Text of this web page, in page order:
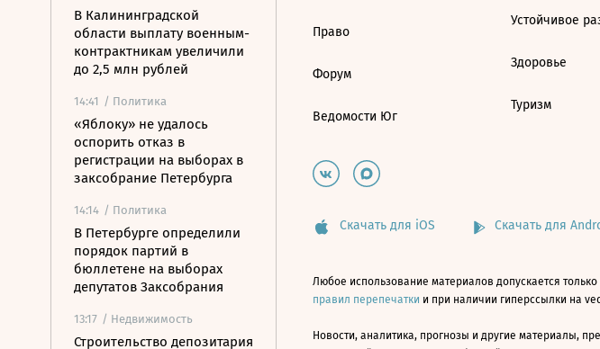
В Калининградской
области выплату военным-
контрактникам увеличили
до 2,5 млн рублей
14:41 / Политика
«Яблоку» не удалось
оспорить отказ в
регистрации на выборах в
заксобрание Петербурга
14:14 / Политика
В Петербурге определили
порядок партий в
бюллетене на выборах
депутатов Заксобрания
13:17 / Недвижимость
Строительство депозитария
Право
Форум
Ведомости Юг
Устойчивое
Здоровье
Туризм
Скачать для iOS Скачать для
Любое использование материалов допускается
правил перепечатки и при наличии гиперссылки на
Новости, аналитика, прогнозы и другие материалы,